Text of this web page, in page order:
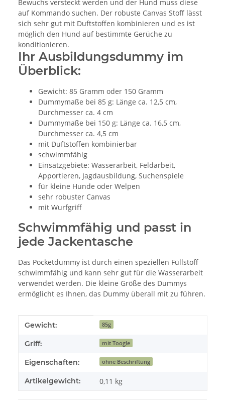
Bewuchs versteckt werden und der Hund muss diese
auf Kommando suchen. Der robuste Canvas Stoff lässt
sich sehr gut mit Duftstoffen kombinieren und es ist
möglich den Hund auf bestimmte Gerüche zu
konditionieren.
Ihr Ausbildungsdummy im
Überblick:
Gewicht: 85 Gramm oder 150 Gramm
Dummymaße bei 85 g: Länge ca. 12,5 cm,
Durchmesser ca. 4 cm
Dummymaße bei 150 g: Länge ca. 16,5 cm,
Durchmesser ca. 4,5 cm
mit Duftstoffen kombinierbar
schwimmfähig
Einsatzgebiete: Wasserarbeit, Feldarbeit,
Apportieren, Jagdausbildung, Suchenspiele
für kleine Hunde oder Welpen
sehr robuster Canvas
mit Wurfgriff
Schwimmfähig und passt in
jede Jackentasche
Das Pocketdummy ist durch einen speziellen Füllstoff
schwimmfähig und kann sehr gut für die Wasserarbeit
verwendet werden. Die kleine Größe des Dummys
ermöglicht es Ihnen, das Dummy überall mit zu führen.
Produkteigenschaft
Wert
Gewicht: 85g
Griff: mit Toogle
Eigenschaften: ohne Beschriftung
Artikelgewicht: 0,11 kg